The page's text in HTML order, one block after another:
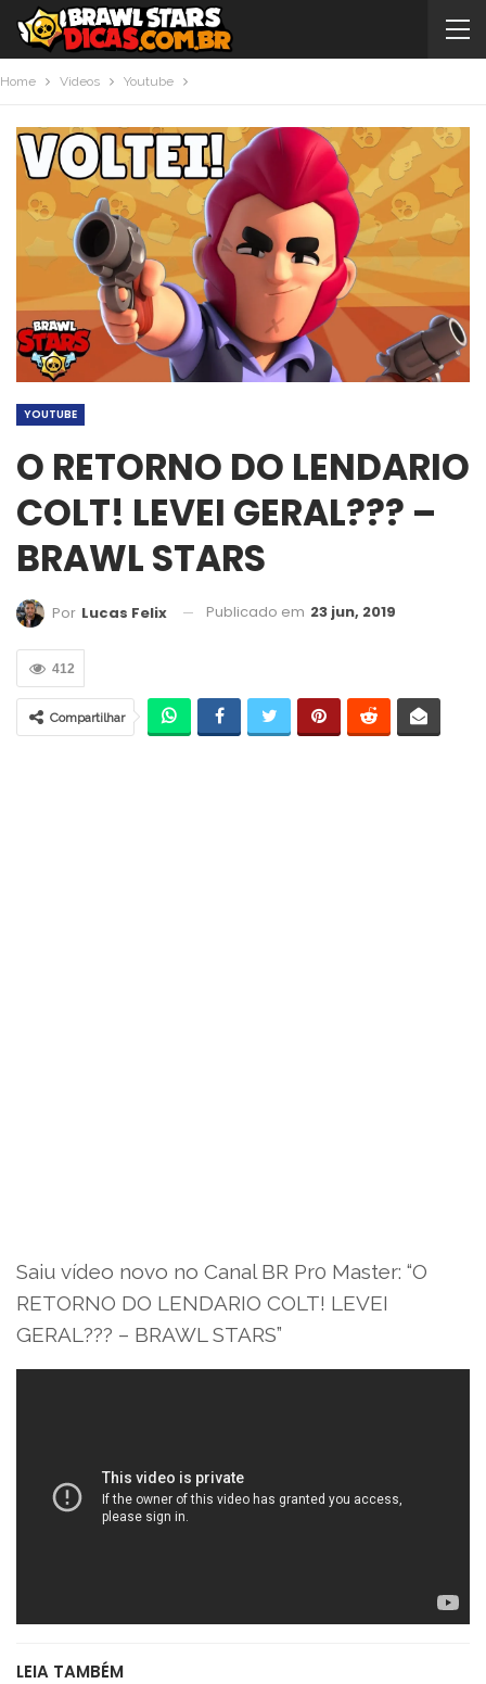
Home Videos Youtube
YOUTUBE
O RETORNO DO LENDARIO
COLT! LEVEI GERAL??? –
BRAWL STARS
Por Lucas Felix Publicado em 23 jun, 2019
412
Compartilhar
Saiu vídeo novo no Canal BR Pr0 Master: “O
RETORNO DO LENDARIO COLT! LEVEI
GERAL??? – BRAWL STARS”
LEIA TAMBÉM